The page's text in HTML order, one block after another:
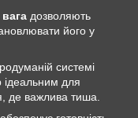
дозволяють
його у
системі
для
де важлива тиша.